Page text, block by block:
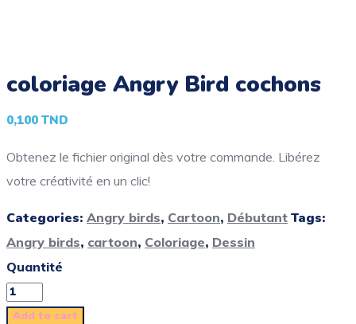
coloriage Angry Bird cochons
0,100 TND
Obtenez le fichier original dès votre commande. Libérez
votre créativité en un clic!
Categories: Angry birds, Cartoon, Débutant Tags:
Angry birds, cartoon, Coloriage, Dessin
Quantité
Add to cart